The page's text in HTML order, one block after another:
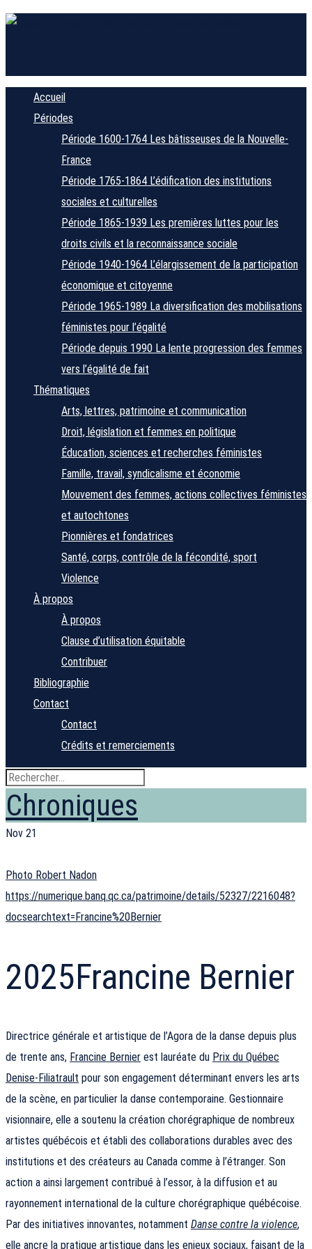
Accueil
Périodes
Période 1600-1764 Les bâtisseuses de la Nouvelle-
France
Période 1765-1864 L’édification des institutions
sociales et culturelles
Période 1865-1939 Les premières luttes pour les
droits civils et la reconnaissance sociale
Période 1940-1964 L’élargissement de la participation
économique et citoyenne
Période 1965-1989 La diversification des mobilisations
féministes pour l’égalité
Période depuis 1990 La lente progression des femmes
vers l’égalité de fait
Thématiques
Arts, lettres, patrimoine et communication
Droit, législation et femmes en politique
Éducation, sciences et recherches féministes
Famille, travail, syndicalisme et économie
Mouvement des femmes, actions collectives féministes
et autochtones
Pionnières et fondatrices
Santé, corps, contrôle de la fécondité, sport
Violence
À propos
À propos
Clause d’utilisation équitable
Contribuer
Bibliographie
Contact
Contact
Crédits et remerciements
Chroniques
Nov 21
Photo Robert Nadon
https://numerique.banq.qc.ca/patrimoine/details/52327/2216048?
docsearchtext=Francine%20Bernier
2025Francine Bernier
Directrice générale et artistique de l’Agora de la danse depuis plus
de trente ans, Francine Bernier est lauréate du Prix du Québec
Denise-Filiatrault pour son engagement déterminant envers les arts
de la scène, en particulier la danse contemporaine. Gestionnaire
visionnaire, elle a soutenu la création chorégraphique de nombreux
artistes québécois et établi des collaborations durables avec des
institutions et des créateurs au Canada comme à l’étranger. Son
action a ainsi largement contribué à l’essor, à la diffusion et au
rayonnement international de la culture chorégraphique québécoise.
Par des initiatives innovantes, notamment Danse contre la violence,
elle ancre la pratique artistique dans les enjeux sociaux, faisant de la